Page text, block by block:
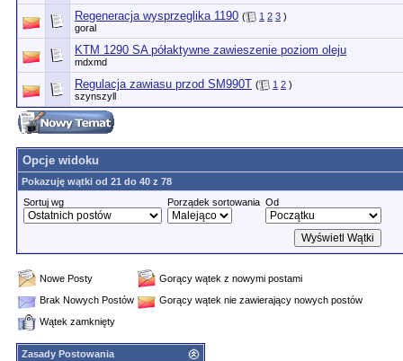
Regeneracja wysprzeglika 1190 ( 1 2 3 )
goral
KTM 1290 SA półaktywne zawieszenie poziom oleju
mdxmd
Regulacja zawiasu przod SM990T ( 1 2 )
szynszyll
Opcje widoku
Pokazuję wątki od 21 do 40 z 78
Sortuj wg
Porządek sortowania Od
Nowe Posty
Gorący wątek z nowymi postami
Brak Nowych Postów
Gorący wątek nie zawierający nowych postów
Wątek zamknięty
Zasady Postowania